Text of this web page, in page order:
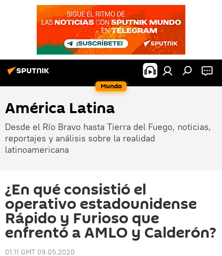
Mundo
América Latina
Desde el Río Bravo hasta Tierra del Fuego, noticias,
reportajes y análisis sobre la realidad
latinoamericana
¿En qué consistió el
operativo estadounidense
Rápido y Furioso que
enfrentó a AMLO y Calderón?
01:11 GMT 09.05.2020